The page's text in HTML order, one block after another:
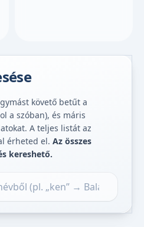
követő betűt a
a szóban), és máris
A teljes listát az
érheted el. Az összes
kereshető.